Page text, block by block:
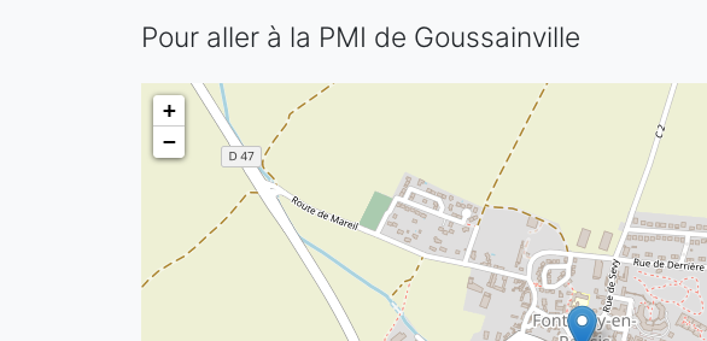
Pour aller à la PMI de Goussainville
+
−